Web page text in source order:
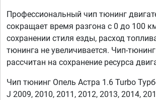
Профессиональный чип тюнинг
сокращает время разгона с 0 до 100
сохранении стиля езды, расход
тюнинга не увеличивается. Чип-тюнинг
рассчитан на сохранение ресурса
Чип тюнинг Опель Астра 1.6 Turbo
J 2009, 2010, 2011, 2012, 2013, 2014,